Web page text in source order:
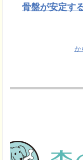
骨盤が安定す
か